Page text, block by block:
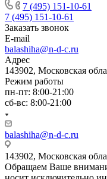
7 (495) 151-10-61
7 (495) 151-10-61
Заказать звонок
E-mail
balashiha@n-d-c.ru
Адрес
143902, Московская
Режим работы
пн-пт: 8:00-21:00
сб-вс: 8:00-21:00
balashiha@n-d-c.ru
143902, Московская
Обращаем Ваше